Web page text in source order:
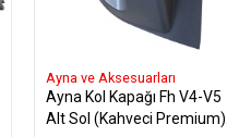
Ayna ve Aksesuarları
Ayna Kol Kapağı Fh V4-V5
Alt Sol (Kahveci Premium) -